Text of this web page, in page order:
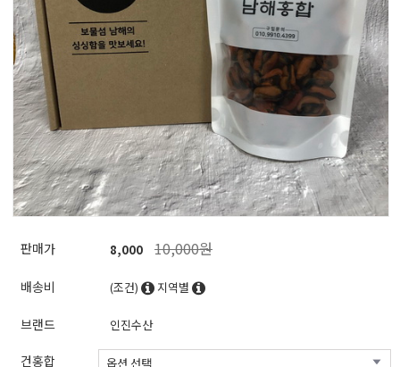
판매가 8,000 10,000원
배송비 (조건) 지역별
브랜드 인진수산
건홍합